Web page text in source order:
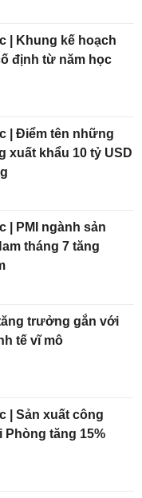
| Khung kế hoạch
định từ năm học
| Điểm tên những
xuất khẩu 10 tỷ USD
| PMI ngành sản
tháng 7 tăng
trưởng gắn với
tế vĩ mô
| Sản xuất công
Phòng tăng 15%